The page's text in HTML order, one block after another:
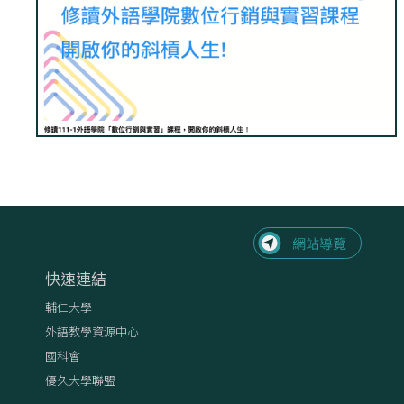
快速連結
輔仁大學
外語教學資源中心
國科會
優久大學聯盟